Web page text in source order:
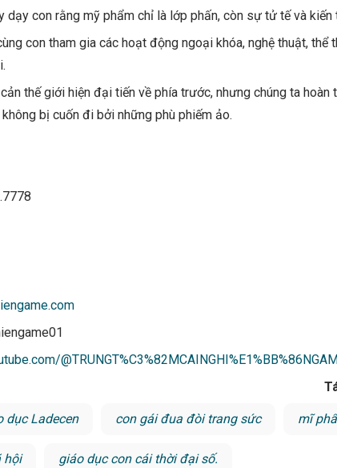
dạy con rằng mỹ phẩm chỉ là lớp phấn, còn sự tử tế và
con tham gia các hoạt động ngoại khóa, nghệ thuật,
thế giới hiện đại tiến về phía trước, nhưng chúng ta
bị cuốn đi bởi những phù phiếm ảo.
dục Ladecen con gái đua đòi trang sức mĩ
hội giáo dục con cái thời đại số.